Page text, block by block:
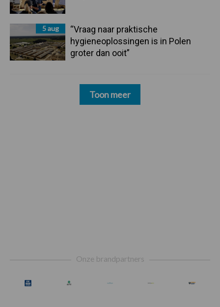
5 aug
“Vraag naar praktische
hygieneoplossingen is in Polen
groter dan ooit”
Toon meer
Onze brandpartners